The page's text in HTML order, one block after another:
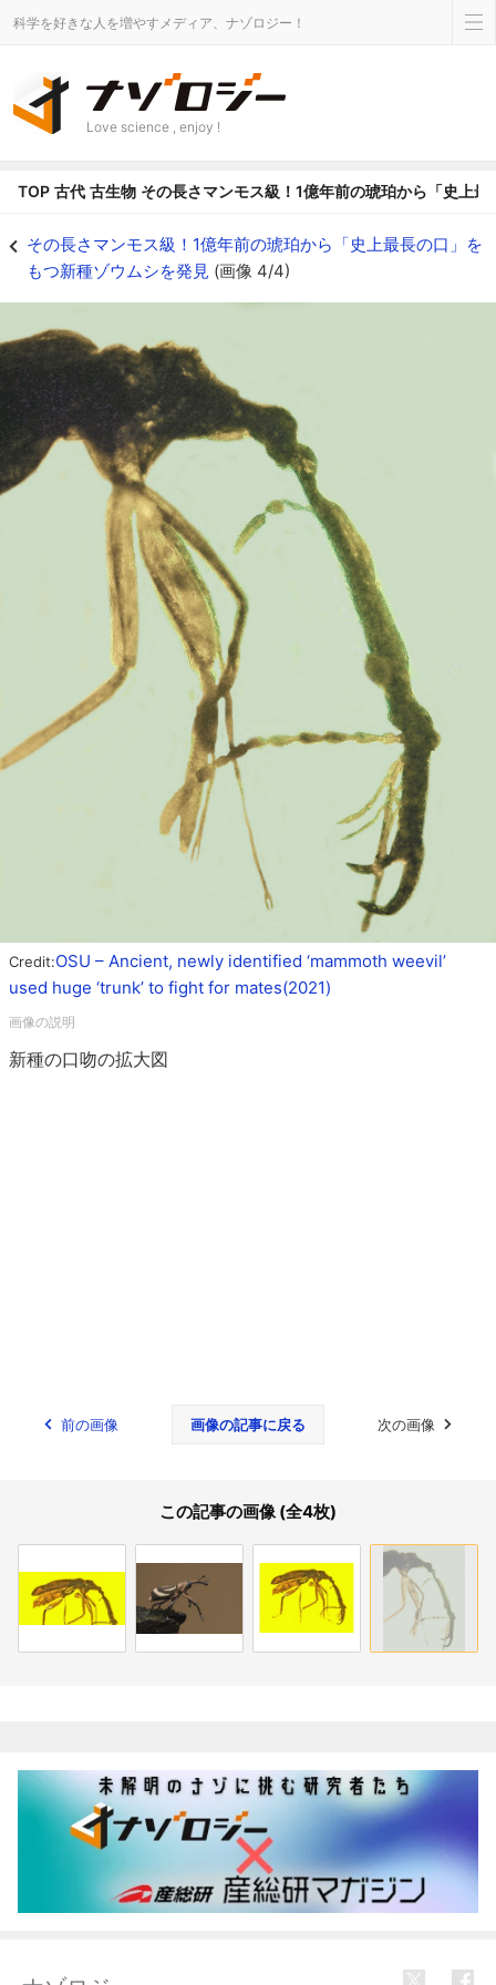
科学を好きな人を増やすメディア、ナゾロジー！
Love science , enjoy !
TOP 古代 古生物 その長さマンモス級！1億年前の琥珀から「史上
その長さマンモス級！1億年前の琥珀から「史上最長の口」を
もつ新種ゾウムシを発見 (画像 4/4)
Credit:OSU – Ancient, newly identified ‘mammoth weevil’
used huge ‘trunk’ to fight for mates(2021)
新種の口吻の拡大図
前の画像 画像の記事に戻る 次の画像
この記事の画像 (全4枚)